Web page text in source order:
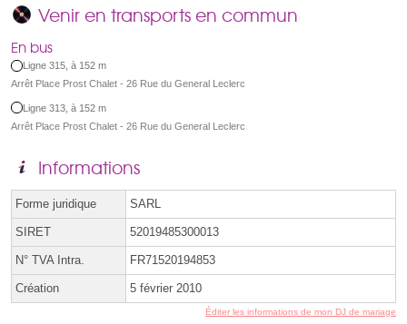
Venir en transports en commun
En bus
Ligne 315, à 152 m
Arrêt Place Prost Chalet - 26 Rue du General Leclerc
Ligne 313, à 152 m
Arrêt Place Prost Chalet - 26 Rue du General Leclerc
Informations
Forme juridique SARL
SIRET 52019485300013
N° TVA Intra. FR71520194853
Création 5 février 2010
Éditer les informations de mon DJ de mariage